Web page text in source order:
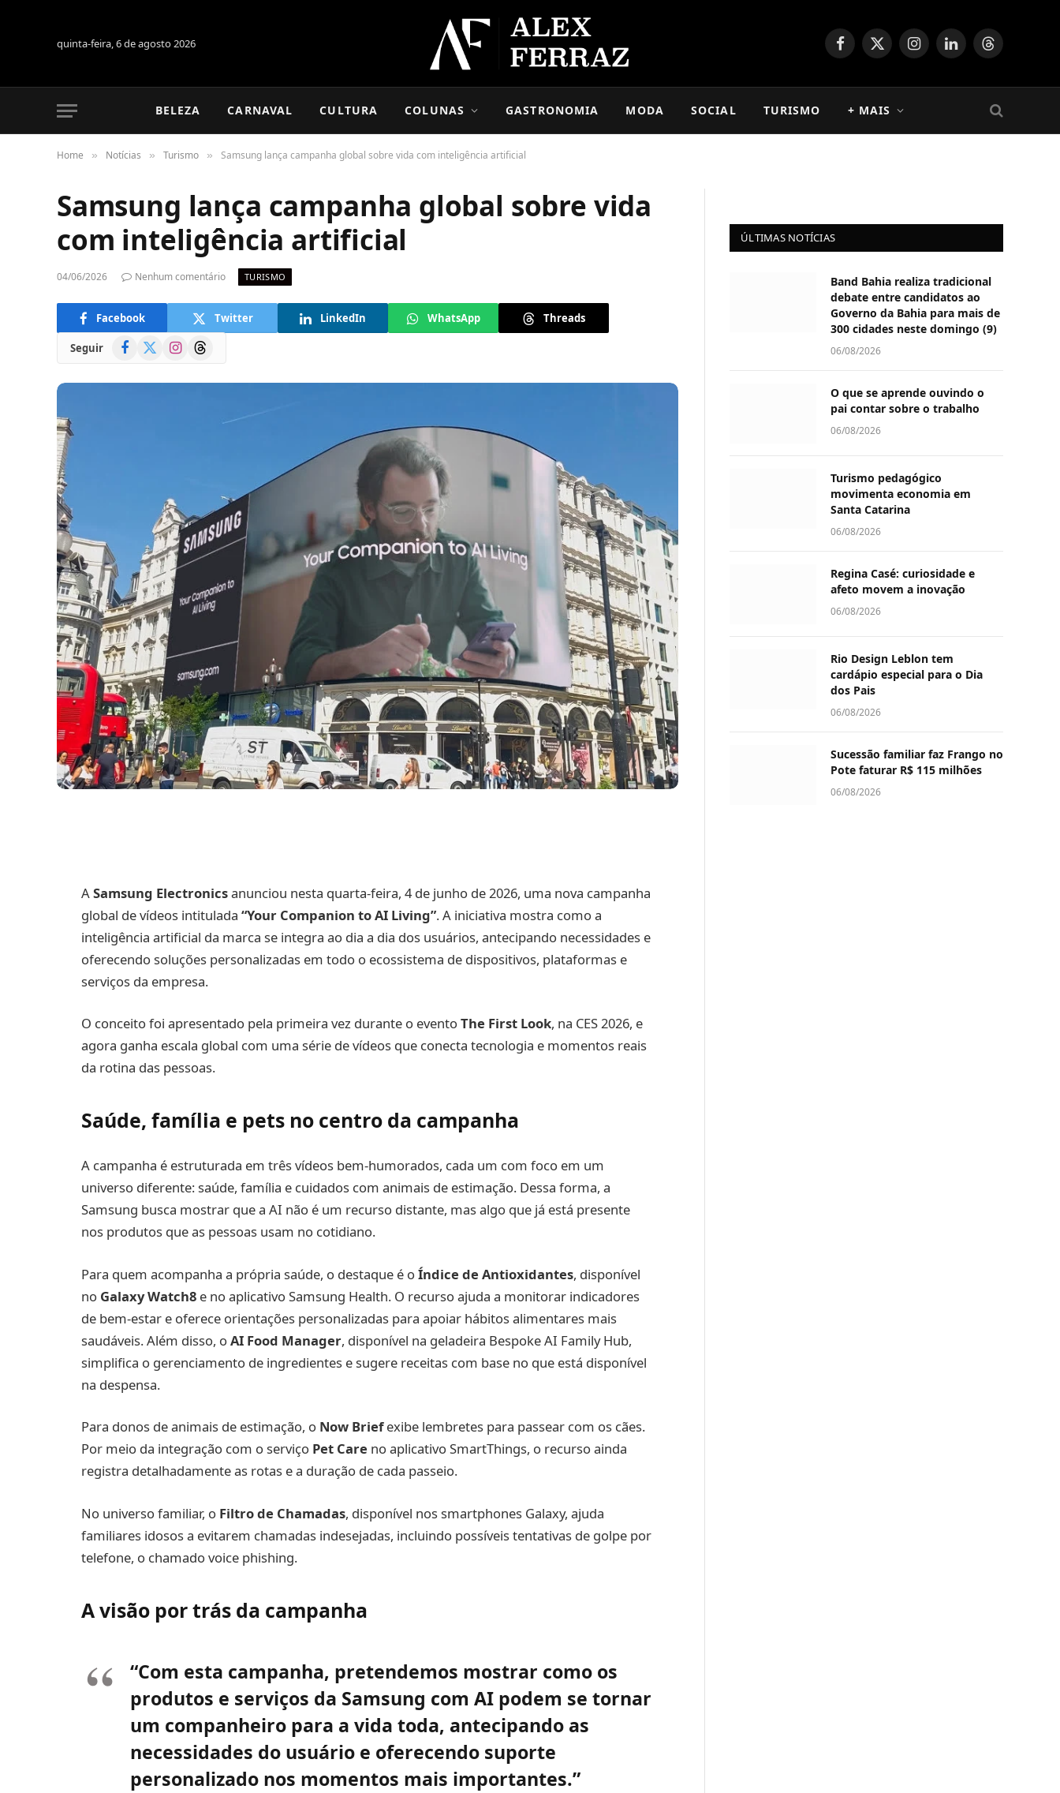
quinta-feira, 6 de agosto 2026 Facebook
X
InstagramLinkedInThreads
BELEZA CARNAVAL CULTURA COLUNAS GASTRONOMIA MODA SOCIAL TURISMO + MAIS
Home » Notícias » Turismo » Samsung lança campanha global sobre vida com inteligência artificial
Samsung lança campanha global sobre vida
com inteligência artificial
04/06/2026 Nenhum comentário TURISMO
Facebook Twitter LinkedIn WhatsApp Threads
Seguir Facebook
(Twitter)
InstagramThreads
A Samsung Electronicsanunciou nesta quarta-feira, 4 de junho de 2026, uma nova campanha
global de vídeos intitulada “Your Companion to AI Living”. A iniciativa mostra como a
inteligência artificial da marca se integra ao dia a dia dos usuários, antecipando necessidades e
oferecendo soluções personalizadas em todo o ecossistema de dispositivos, plataformas e
serviços da empresa.
O conceito foi apresentado pela primeira vez durante o eventoThe First Look, na CES 2026, e
agora ganha escala global com uma série de vídeos que conecta tecnologia e momentos reais
da rotina das pessoas.
Saúde, família e pets no centro da campanha
A campanha é estruturada em três vídeos bem-humorados, cada um com foco em um
universo diferente: saúde, família e cuidados com animais de estimação. Dessa forma, a
Samsung busca mostrar que a AI não é um recurso distante, mas algo que já está presente
nos produtos que as pessoas usam no cotidiano.
Para quem acompanha a própria saúde, o destaque é oÍndice de Antioxidantes, disponível
no Galaxy Watch8 e no aplicativo Samsung Health. O recurso ajuda a monitorar indicadores
de bem-estar e oferece orientações personalizadas para apoiar hábitos alimentares mais
saudáveis. Além disso, oAI Food Manager, disponível na geladeira Bespoke AI Family Hub,
simplifica o gerenciamento de ingredientes e sugere receitas com base no que está disponível
na despensa.
Para donos de animais de estimação, o Now Briefexibe lembretes para passear com os cães.
Por meio da integração com o serviço Pet Care no aplicativo SmartThings, o recurso ainda
registra detalhadamente as rotas e a duração de cada passeio.
No universo familiar, o Filtro de Chamadas, disponível nos smartphones Galaxy, ajuda
familiares idosos a evitarem chamadas indesejadas, incluindo possíveis tentativas de golpe por
telefone, o chamado voice phishing.
A visão por trás da campanha
“Com esta campanha, pretendemos mostrar como os
produtos e serviços da Samsung com AI podem se tornar
um companheiro para a vida toda, antecipando as
necessidades do usuário e oferecendo suporte
personalizado nos momentos mais importantes.”
ÚLTIMAS NOTÍCIAS
Band Bahia realiza tradicional
debate entre candidatos ao
Governo da Bahia para mais de
300 cidades neste domingo (9)
06/08/2026
O que se aprende ouvindo o
pai contar sobre o trabalho
06/08/2026
Turismo pedagógico
movimenta economia em
Santa Catarina
06/08/2026
Regina Casé: curiosidade e
afeto movem a inovação
06/08/2026
Rio Design Leblon tem
cardápio especial para o Dia
dos Pais
06/08/2026
Sucessão familiar faz Frango no
Pote faturar R$ 115 milhões
06/08/2026